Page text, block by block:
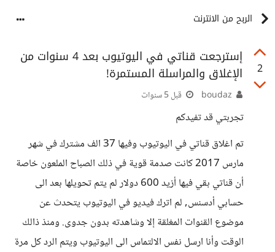
الربح من الانترنت
2
إسترجعت قناتي في اليوتيوب بعد 4 سنوات من
الإغلاق والمراسلة المستمرة!
قبل 5 سنوات
تجربتي قد تفيدكم
تم اغلاق قناتي في اليوتيوب وفيها 37 الف مشترك في شهر
مارس 2017 كانت صدمة قوية في ذلك الصباح الملعون خاصة
أن قناتي بقي فيها أزيد 600 دولار لم يتم تحويلها بعد الى
حسابي أدسنس, لم اترك فيديو في اليوتيوب يتحدث عن
موضوع القنوات المغلقة إلا وشاهدته بدون جدوى. ومنذ ذالك
الوقت وأنا ارسل نفس الالتماس الى اليوتيوب ويتم الرد كل مرة